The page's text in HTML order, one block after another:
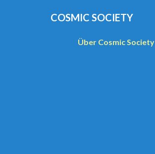
COSMIC SOCIETY
Über Cosmic Society